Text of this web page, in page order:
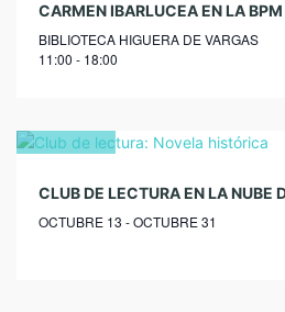
CARMEN IBARLUCEA EN LA BPM
BIBLIOTECA HIGUERA DE VARGAS
11:00 - 18:00
octubre
2026
OCTUBRE 13 - OCTUBRE 31